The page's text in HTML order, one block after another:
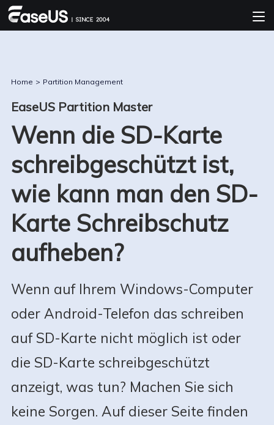
Home > Partition Management
EaseUS Partition Master
Wenn die SD-Karte
schreibgeschützt ist,
wie kann man den SD-
Karte Schreibschutz
aufheben?
Wenn auf Ihrem Windows-Computer
oder Android-Telefon das schreiben
auf SD-Karte nicht möglich ist oder
die SD-Karte schreibgeschützt
anzeigt, was tun? Machen Sie sich
keine Sorgen. Auf dieser Seite finden